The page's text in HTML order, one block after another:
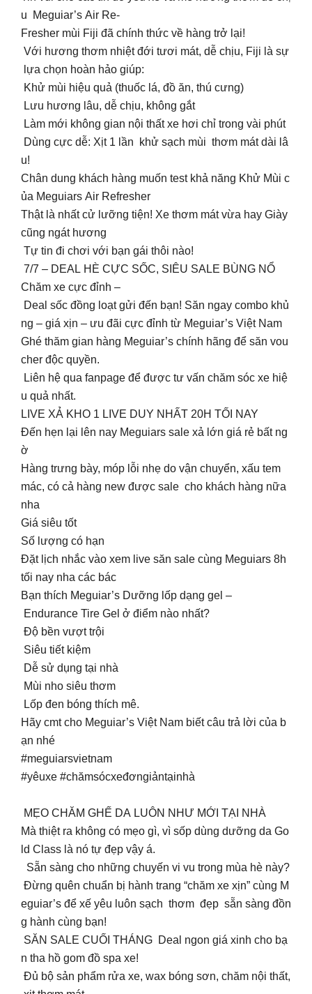
u Meguiar’s Air Re-
Fresher mùi Fiji đã chính thức về hàng trở lại!
Với hương thơm nhiệt đới tươi mát, dễ chịu, Fiji là sự
lựa chọn hoàn hảo giúp:
Khử mùi hiệu quả (thuốc lá, đồ ăn, thú cưng)
Lưu hương lâu, dễ chịu, không gắt
Làm mới không gian nội thất xe hơi chỉ trong vài phút
Dùng cực dễ: Xịt 1 lần khử sạch mùi thơm mát dài lâ
u!
Chân dung khách hàng muốn test khả năng Khử Mùi c
ủa Meguiars Air Refresher
Thật là nhất cử lưỡng tiện! Xe thơm mát vừa hay Giày
cũng ngát hương
Tự tin đi chơi với bạn gái thôi nào!
7/7 – DEAL HÈ CỰC SỐC, SIÊU SALE BÙNG NỔ
Chăm xe cực đỉnh –
Deal sốc đồng loạt gửi đến bạn! Săn ngay combo khủ
ng – giá xịn – ưu đãi cực đỉnh từ Meguiar’s Việt Nam
Ghé thăm gian hàng Meguiar’s chính hãng để săn vou
cher độc quyền.
Liên hệ qua fanpage để được tư vấn chăm sóc xe hiệ
u quả nhất.
️️LIVE XẢ KHO 1 LIVE DUY NHẤT 20H TỐI NAY
️Đến hẹn lại lên nay Meguiars sale xả lớn giá rẻ bất ng
ờ
Hàng trưng bày, móp lỗi nhẹ do vận chuyển, xấu tem
mác, có cả hàng new được sale cho khách hàng nữa
nha
Giá siêu tốt
Số lượng có hạn
Đặt lịch nhắc vào xem live săn sale cùng Meguiars 8h
tối nay nha các bác
Bạn thích Meguiar’s Dưỡng lốp dạng gel –
Endurance Tire Gel ở điểm nào nhất?
Độ bền vượt trội
Siêu tiết kiệm
Dễ sử dụng tại nhà
Mùi nho siêu thơm
Lốp đen bóng thích mê.
Hãy cmt cho Meguiar’s Việt Nam biết câu trả lời của b
ạn nhé
#meguiarsvietnam
#yêuxe #chămsócxeđơngiảntạinhà
MẸO CHĂM GHẾ DA LUÔN NHƯ MỚI TẠI NHÀ
Mà thiệt ra không có mẹo gì, vì sốp dùng dưỡng da Go
ld Class là nó tự đẹp vậy á.
Sẵn sàng cho những chuyến vi vu trong mùa hè này?
Đừng quên chuẩn bị hành trang “chăm xe xịn” cùng M
eguiar’s để xế yêu luôn sạch thơm đẹp sẵn sàng đồn
g hành cùng bạn!
SĂN SALE CUỐI THÁNG Deal ngon giá xinh cho bạ
n tha hồ gom đồ spa xe!
Đủ bộ sản phẩm rửa xe, wax bóng sơn, chăm nội thất,